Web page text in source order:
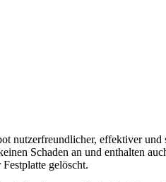
nutzerfreundlicher, effektiver
Schaden an und enthalten
gelöscht.